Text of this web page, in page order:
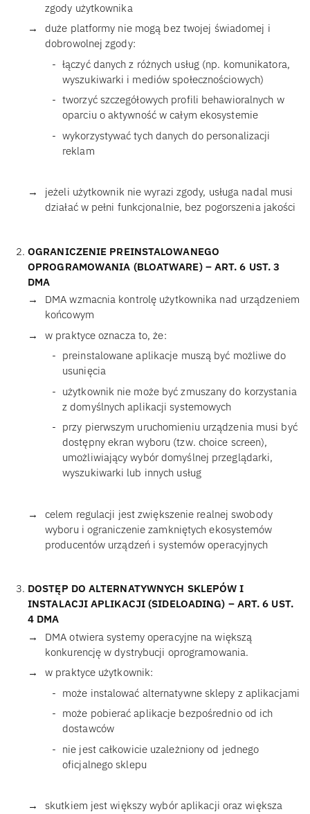
zgody użytkownika
duże platformy nie mogą bez twojej świadomej i
dobrowolnej zgody:
łączyć danych z różnych usług (np. komunikatora,
wyszukiwarki i mediów społecznościowych)
tworzyć szczegółowych profili behawioralnych w
oparciu o aktywność w całym ekosystemie
wykorzystywać tych danych do personalizacji
reklam
jeżeli użytkownik nie wyrazi zgody, usługa nadal musi
działać w pełni funkcjonalnie, bez pogorszenia jakości
OGRANICZENIE PREINSTALOWANEGO
OPROGRAMOWANIA (BLOATWARE) – ART. 6 UST. 3
DMA
DMA wzmacnia kontrolę użytkownika nad urządzeniem
końcowym
w praktyce oznacza to, że:
preinstalowane aplikacje muszą być możliwe do
usunięcia
użytkownik nie może być zmuszany do korzystania
z domyślnych aplikacji systemowych
przy pierwszym uruchomieniu urządzenia musi być
dostępny ekran wyboru (tzw. choice screen),
umożliwiający wybór domyślnej przeglądarki,
wyszukiwarki lub innych usług
celem regulacji jest zwiększenie realnej swobody
wyboru i ograniczenie zamkniętych ekosystemów
producentów urządzeń i systemów operacyjnych
DOSTĘP DO ALTERNATYWNYCH SKLEPÓW I
INSTALACJI APLIKACJI (SIDELOADING) – ART. 6 UST.
4 DMA
DMA otwiera systemy operacyjne na większą
konkurencję w dystrybucji oprogramowania.
w praktyce użytkownik:
może instalować alternatywne sklepy z aplikacjami
może pobierać aplikacje bezpośrednio od ich
dostawców
nie jest całkowicie uzależniony od jednego
oficjalnego sklepu
skutkiem jest większy wybór aplikacji oraz większa